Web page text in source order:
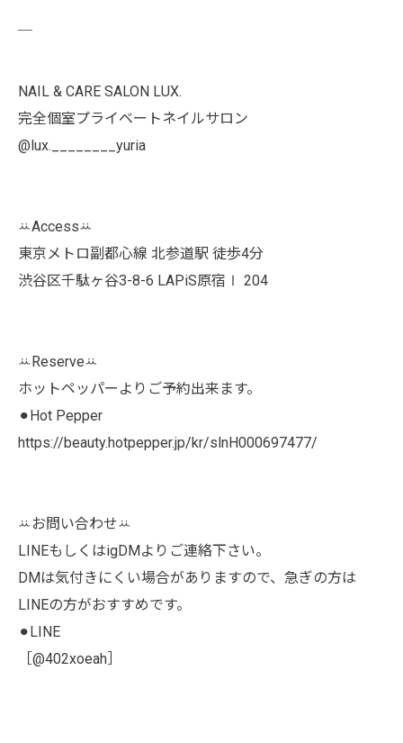
NAIL & CARE SALON LUX.
完全個室プライベートネイルサロン
@lux.________yuria
ꕁAccessꕁ
東京メトロ副都心線 北参道駅 徒歩4分
渋谷区千駄ヶ谷3-8-6 LAPiS原宿Ⅰ 204
ꕁReserveꕁ
ホットペッパーよりご予約出来ます。
⚫︎Hot Pepper
https://beauty.hotpepper.jp/kr/slnH000697477/
ꕁお問い合わせꕁ
LINEもしくはigDMよりご連絡下さい。
DMは気付きにくい場合がありますので、急ぎの方は
LINEの方がおすすめです。
⚫︎LINE
［@402xoeah］